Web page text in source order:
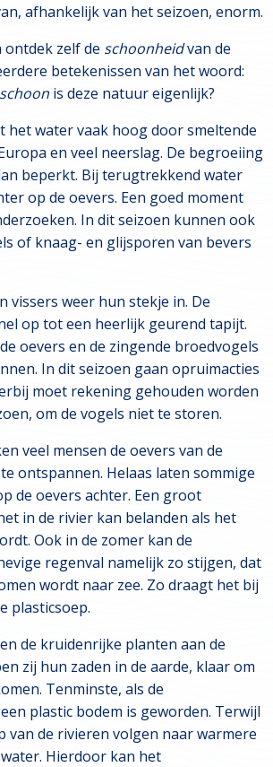
afhankelijk van het seizoen, enorm.
ontdek zelf de schoonheidvan de
betekenissen van het woord:
schoon is deze natuur eigenlijk?
het water vaak hoog door smeltende
en veel neerslag. De begroeiing
beperkt. Bij terugtrekkend water
op de oevers. Een goed moment
In dit seizoen kunnen ook
of knaag- en glijsporen van bevers
vissers weer hun stekje in. De
op tot een heerlijk geurend tapijt.
oevers en de zingende broedvogels
In dit seizoen gaan opruimacties
moet rekening gehouden worden
om de vogels niet te storen.
veel mensen de oevers van de
ontspannen. Helaas laten sommige
de oevers achter. Een groot
in de rivier kan belanden als het
Ook in de zomer kan de
regenval namelijk zo stijgen, dat
wordt naar zee. Zo draagt het bij
plasticsoep.
de kruidenrijke planten aan de
zij hun zaden in de aarde, klaar om
Tenminste, als de
plastic bodem is geworden. Terwijl
van de rivieren volgen naar warmere
Hierdoor kan het